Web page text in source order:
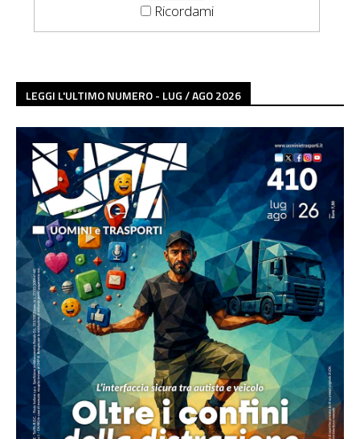
Ricordami
LEGGI L'ULTIMO NUMERO - LUG / AGO 2026